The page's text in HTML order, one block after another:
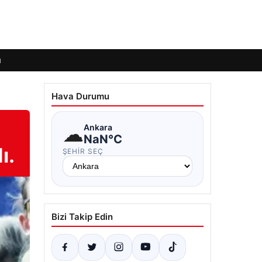
Hava Durumu
☁Ankara
NaN°C
ŞEHIR SEÇ
Bizi Takip Edin